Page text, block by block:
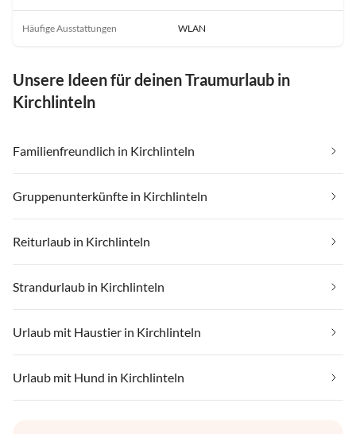
Häufige Ausstattungen WLAN
Unsere Ideen für deinen Traumurlaub in
Kirchlinteln
Familienfreundlich in Kirchlinteln
Gruppenunterkünfte in Kirchlinteln
Reiturlaub in Kirchlinteln
Strandurlaub in Kirchlinteln
Urlaub mit Haustier in Kirchlinteln
Urlaub mit Hund in Kirchlinteln